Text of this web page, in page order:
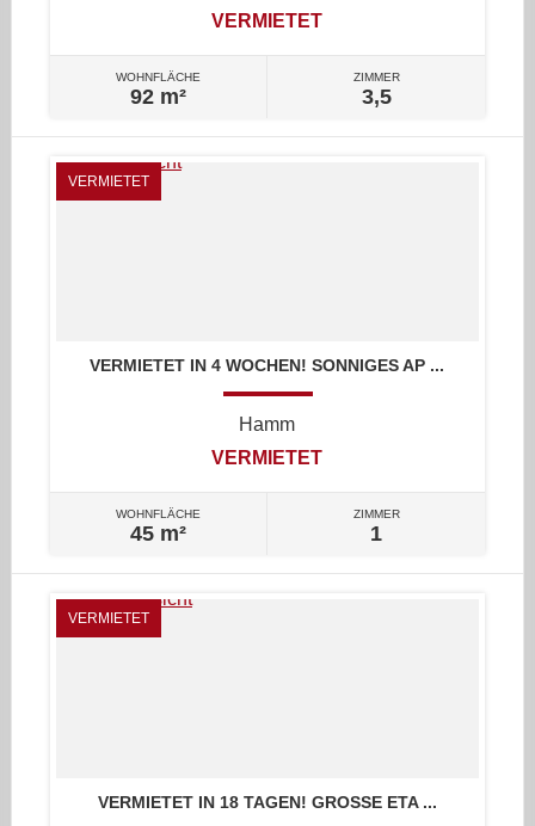
VERMIETET
WOHNFLÄCHE
92 m²
ZIMMER
3,5
VERMIETET
VERMIETET IN 4 WOCHEN! SONNIGES AP ...
Hamm
VERMIETET
WOHNFLÄCHE
45 m²
ZIMMER
1
VERMIETET
VERMIETET IN 18 TAGEN! GROSSE ETA ...